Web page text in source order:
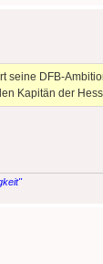
seine DFB-
Kapitän der